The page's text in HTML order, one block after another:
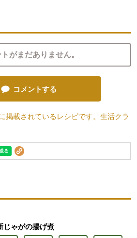
がまだありません。
コメントする
掲載されているレシピです。生活クラ
ィンドウで開きます。
じゃがの揚げ煮